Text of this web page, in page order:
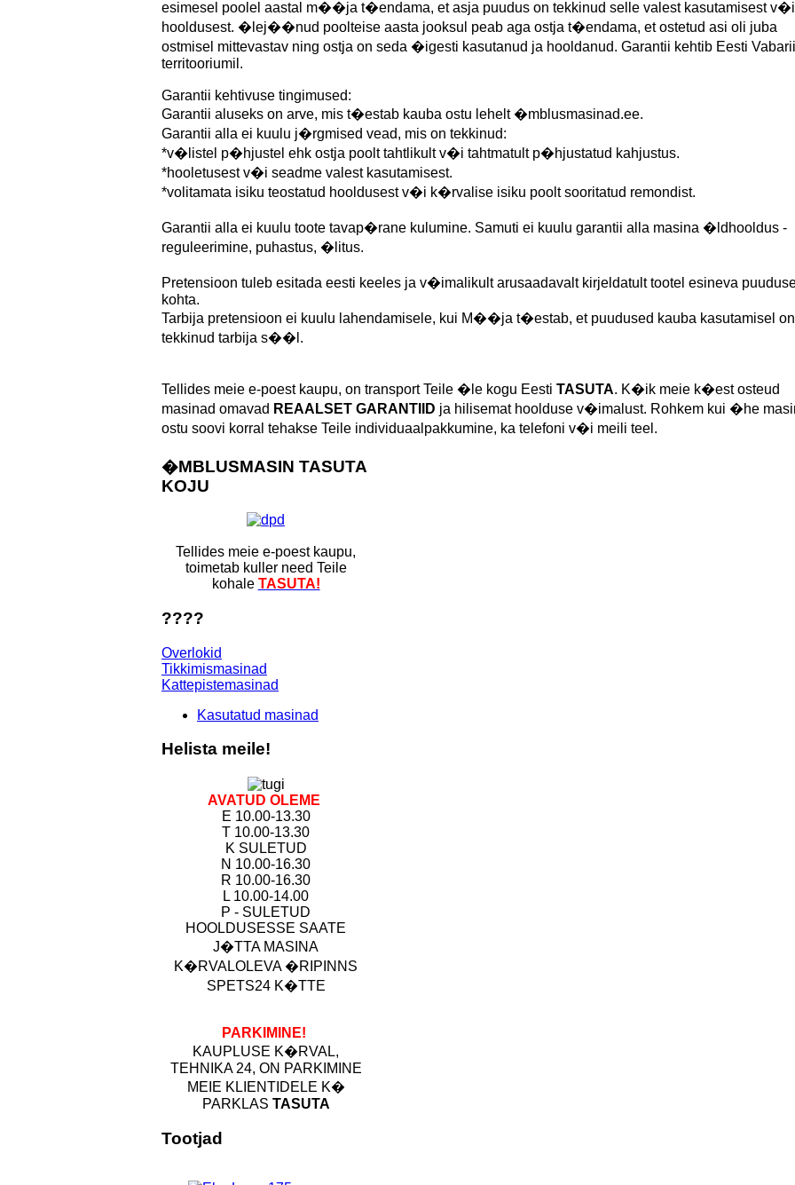
esimesel poolel aastal m��ja t�endama, et asja puudus on tekkinud selle valest kasutamisest v�i
hooldusest. �lej��nud poolteise aasta jooksul peab aga ostja t�endama, et ostetud asi oli juba
ostmisel mittevastav ning ostja on seda �igesti kasutanud ja hooldanud. Garantii kehtib Eesti
territooriumil.
Garantii kehtivuse tingimused:
Garantii aluseks on arve, mis t�estab kauba ostu lehelt �mblusmasinad.ee.
Garantii alla ei kuulu j�rgmised vead, mis on tekkinud:
*v�listel p�hjustel ehk ostja poolt tahtlikult v�i tahtmatult p�hjustatud kahjustus.
*hooletusest v�i seadme valest kasutamisest.
*volitamata isiku teostatud hooldusest v�i k�rvalise isiku poolt sooritatud remondist.
Garantii alla ei kuulu toote tavap�rane kulumine. Samuti ei kuulu garantii alla masina �ldhooldus -
reguleerimine, puhastus, �litus.
Pretensioon tuleb esitada eesti keeles ja v�imalikult arusaadavalt kirjeldatult tootel esineva
kohta.
Tarbija pretensioon ei kuulu lahendamisele, kui M��ja t�estab, et puudused kauba kasutamisel on
tekkinud tarbija s��l.
Tellides meie e-poest kaupu, on transport Teile �le kogu Eesti TASUTA. K�ik meie k�est osteud
masinad omavad REAALSET GARANTIID ja hilisemat hoolduse v�imalust. Rohkem kui �he
ostu soovi korral tehakse Teile individuaalpakkumine, ka telefoni v�i meili teel.
�MBLUSMASIN TASUTA
KOJU
Tellides meie e-poest kaupu,
toimetab kuller need Teile
kohale TASUTA!
????
Overlokid
Tikkimismasinad
Kattepistemasinad
Kasutatud masinad
Helista meile!
AVATUD OLEME
E 10.00-13.30
T 10.00-13.30
K SULETUD
N 10.00-16.30
R 10.00-16.30
L 10.00-14.00
P - SULETUD
HOOLDUSESSE SAATE
J�TTA MASINA
K�RVALOLEVA �RIPINNS
SPETS24 K�TTE
PARKIMINE!
KAUPLUSE K�RVAL,
TEHNIKA 24, ON PARKIMINE
MEIE KLIENTIDELE K�
PARKLAS TASUTA
Tootjad